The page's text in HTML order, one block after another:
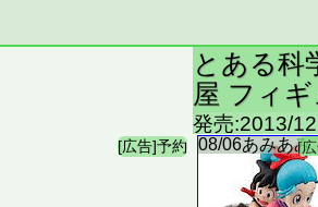
とある科
屋 フィ
発売:2013/